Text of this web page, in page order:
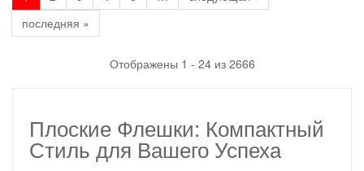
последняя »
Отображены 1 - 24 из 2666
Плоские Флешки: Компактный
Стиль для Вашего Успеха